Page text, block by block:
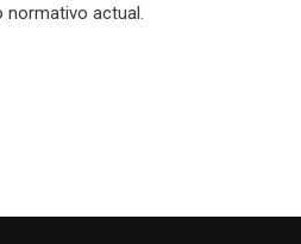
normativo actual.